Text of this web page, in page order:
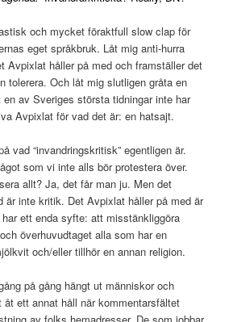
och mycket föraktfull slow clap för
eget språkbruk. Låt mig anti-hurra
Avpixlat håller på med och framställer det
tolerera. Och låt mig slutligen gråta en
av Sveriges största tidningar inte har
Avpixlat för vad det är: en hatsajt.
vad “invandringskritisk” egentligen är.
som vi inte alls bör protestera över.
allt? Ja, det får man ju. Men det
är inte kritik. Det Avpixlat håller på med är
ett enda syfte: att misstänkliggöra
överhuvudtaget alla som har en
och/eller tillhör en annan religion.
på gång hängt ut människor och
åt ett annat håll när kommentarsfältet